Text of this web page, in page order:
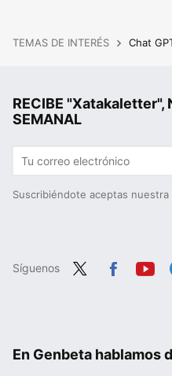
TEMAS DE INTERÉS Chat
RECIBE "Xatakaletter",
SEMANAL
Suscribiéndote aceptas nuestra
Síguenos
En Genbeta hablamos